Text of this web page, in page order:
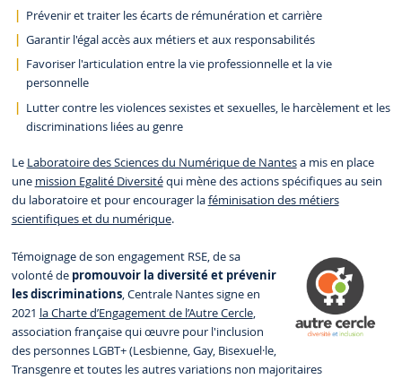
Prévenir et traiter les écarts de rémunération et carrière
Garantir l'égal accès aux métiers et aux responsabilités
Favoriser l'articulation entre la vie professionnelle et la vie
personnelle
Lutter contre les violences sexistes et sexuelles, le harcèlement et les
discriminations liées au genre
Le Laboratoire des Sciences du Numérique de Nantesa mis en place
une mission Egalité Diversitéqui mène des actions spécifiques au sein
du laboratoire et pour encourager laféminisation des métiers
scientifiques et du numérique.
Témoignage de son engagement RSE, de sa
volonté de promouvoir la diversité et prévenir
les discriminations, Centrale Nantes signe en
2021 la Charte d’Engagement de l’Autre Cercle,
association française qui œuvre pour l'inclusion
des personnes LGBT+ (Lesbienne, Gay, Bisexuel·le,
Transgenre et toutes les autres variations non majoritaires